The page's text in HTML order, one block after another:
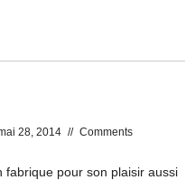
28, 2014 // Comments
fabrique pour son plaisir aussi